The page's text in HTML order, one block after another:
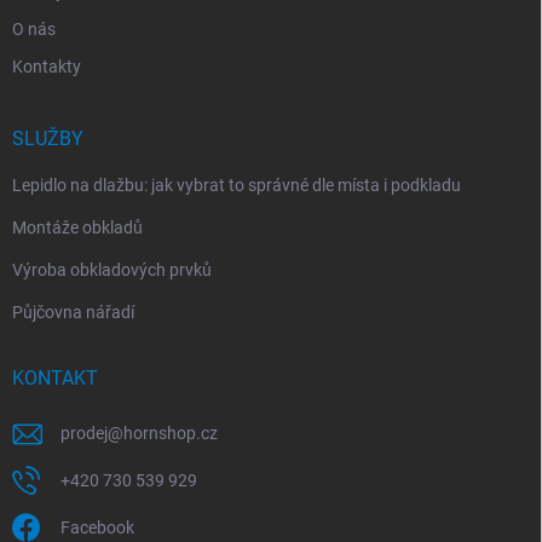
O nás
Kontakty
SLUŽBY
Lepidlo na dlažbu: jak vybrat to správné dle místa i podkladu
Montáže obkladů
Výroba obkladových prvků
Půjčovna nářadí
KONTAKT
prodej@hornshop.cz
+420 730 539 929
Facebook